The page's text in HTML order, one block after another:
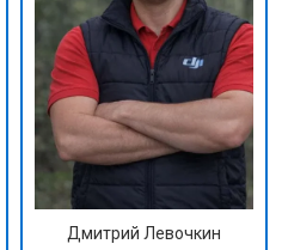
Дмитрий Левочкин